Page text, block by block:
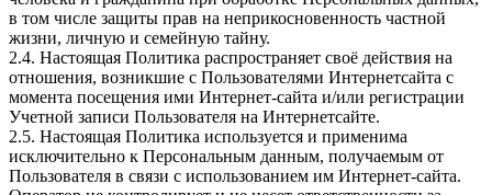
в том числе защиты прав на неприкосновенность частной
жизни, личную и семейную тайну.
2.4. Настоящая Политика распространяет своё действия на
отношения, возникшие с Пользователями Интернетсайта с
момента посещения ими Интернет-сайта и/или регистрации
Учетной записи Пользователя на Интернетсайте.
2.5. Настоящая Политика используется и применима
исключительно к Персональным данным, получаемым от
Пользователя в связи с использованием им Интернет-сайта.